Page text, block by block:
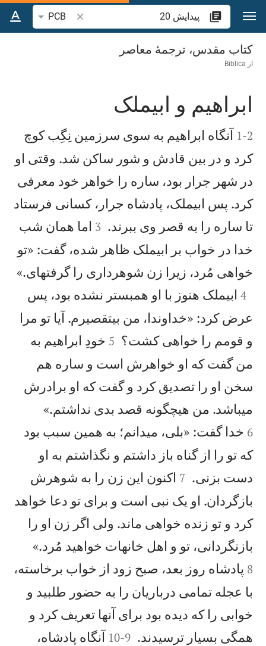
پرش به محتوا
جستجوی آیه یا
PCB
پيدايش 20
کتاب مقدس، ترجمۀ معاصر
از Biblica

ابراهيم و ابيملک

1-2
آنگاه ابراهيم به سوی سرزمين نِگِب كوچ
كرد و در بين قادش و شور ساكن شد. وقتی او
در شهر جرار بود، ساره را خواهر خود معرفی
كرد. پس ابيملک، پادشاه جرار، كسانی فرستاد
تا ساره را به قصر وی ببرند. 

3 اما همان شب
خدا در خواب بر ابيملک ظاهر شده، گفت: «تو
خواهی مُرد، زيرا زن شوهرداری را گرفتهای.»

4 ابيملک هنوز با او همبستر نشده بود، پس
عرض كرد: «خداوندا، من بیتقصيرم. آيا تو مرا
و قومم را خواهی كشت؟ 

5 خودِ ابراهيم به
من گفت كه او خواهرش است و ساره هم
سخن او را تصديق كرد و گفت كه او برادرش
میباشد. من هيچگونه قصد بدی نداشتم.»
6 خدا گفت: «بلی، میدانم؛ به همين سبب بود
كه تو را از گناه باز داشتم و نگذاشتم به او
دست بزنی. 

7 اكنون اين زن را به شوهرش
بازگردان. او يک نبی است و برای تو دعا خواهد
كرد و تو زنده خواهی ماند. ولی اگر زن او را
بازنگردانی، تو و اهل خانهات خواهيد مُرد.»
8 پادشاه روز بعد، صبح زود از خواب برخاسته،
با عجله تمامی درباريان را به حضور طلبيد و
خوابی را كه ديده بود برای آنها تعريف كرد و
همگی بسيار ترسيدند. 

9
-
10 آنگاه پادشاه،